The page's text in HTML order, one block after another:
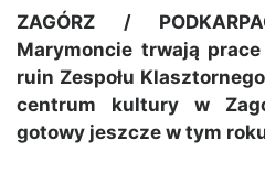
ZAGÓRZ /
Marymoncie trwają
ruin Zespołu
centrum kultury w
gotowy jeszcze w tym